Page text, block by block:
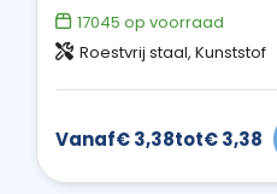
17045 op voorraad
Roestvrij staal, Kunststof
Vanaf€ 3,38tot€ 3,38